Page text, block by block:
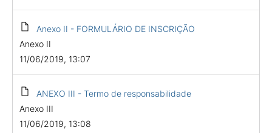
Anexo II - FORMULÁRIO DE INSCRIÇÃO
Anexo II
11/06/2019, 13:07
ANEXO III - Termo de responsabilidade
Anexo III
11/06/2019, 13:08